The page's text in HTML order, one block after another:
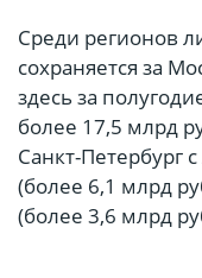
Среди регионов
сохраняется за
здесь за
более 17,5 млрд
Санкт-Петербург
(более 6,1 млрд
(более 3,6 млрд